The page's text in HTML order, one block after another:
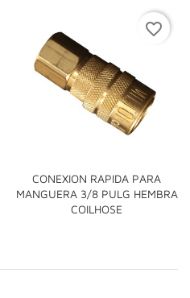
CONEXION RAPIDA PARA
MANGUERA 3/8 PULG HEMBRA
COILHOSE
favorite_border